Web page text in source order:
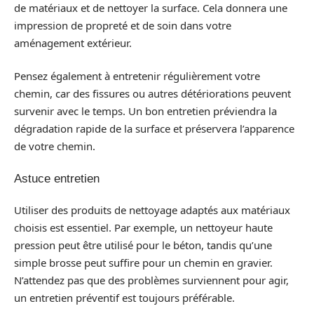
de matériaux et de nettoyer la surface. Cela donnera une
impression de propreté et de soin dans votre
aménagement extérieur.
Pensez également à entretenir régulièrement votre
chemin, car des fissures ou autres détériorations peuvent
survenir avec le temps. Un bon entretien préviendra la
dégradation rapide de la surface et préservera l’apparence
de votre chemin.
Astuce entretien
Utiliser des produits de nettoyage adaptés aux matériaux
choisis est essentiel. Par exemple, un nettoyeur haute
pression peut être utilisé pour le béton, tandis qu’une
simple brosse peut suffire pour un chemin en gravier.
N’attendez pas que des problèmes surviennent pour agir,
un entretien préventif est toujours préférable.